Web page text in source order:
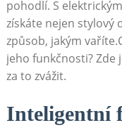
pohodlí. S
získáte nejen stylový
způsob, jakým
jeho funkčnosti? Zde
za to zvážit.
Inteligentní